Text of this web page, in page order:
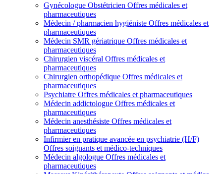
Gynécologue Obstétricien Offres médicales et
pharmaceutiques
Médecin / pharmacien hygiéniste Offres médicales et
pharmaceutiques
Médecin SMR gériatrique Offres médicales et
pharmaceutiques
Chirurgien viscéral Offres médicales et
pharmaceutiques
Chirurgien orthopédique Offres médicales et
pharmaceutiques
Psychiatre Offres médicales et pharmaceutiques
Médecin addictologue Offres médicales et
pharmaceutiques
Médecin anesthésiste Offres médicales et
pharmaceutiques
Infirmier en pratique avancée en psychiatrie (H/F)
Offres soignants et médico-techniques
Médecin algologue Offres médicales et
pharmaceutiques